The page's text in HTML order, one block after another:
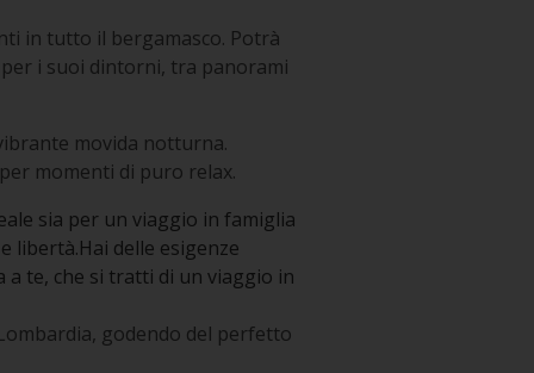
in tutto il bergamasco. Potrà
i suoi dintorni, tra panorami
movida notturna.
momenti di puro relax.
sia per un viaggio in famiglia
libertà.Hai delle esigenze
a te, che si tratti di un viaggio in
godendo del perfetto